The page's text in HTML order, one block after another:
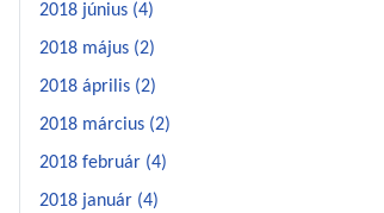
2018 június (4)
2018 május (2)
2018 április (2)
2018 március (2)
2018 február (4)
2018 január (4)